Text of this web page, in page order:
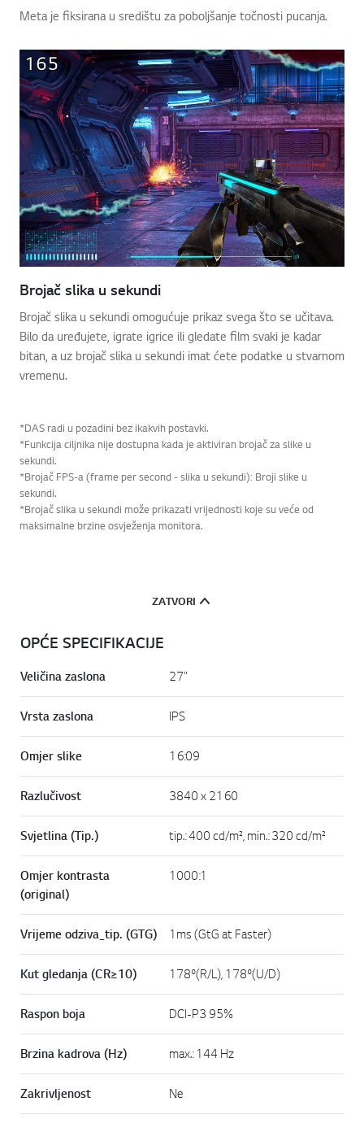
Meta je fiksirana u središtu za poboljšanje točnosti pucanja.
Brojač slika u sekundi
Brojač slika u sekundi omogućuje prikaz svega što se učitava.
Bilo da uređujete, igrate igrice ili gledate film svaki je kadar
bitan, a uz brojač slika u sekundi imat ćete podatke u stvarnom
vremenu.
*DAS radi u pozadini bez ikakvih postavki.
*Funkcija ciljnika nije dostupna kada je aktiviran brojač za slike u
sekundi.
*Brojač FPS-a (frame per second - slika u sekundi): Broji slike u
sekundi.
*Brojač slika u sekundi može prikazati vrijednosti koje su veće od
maksimalne brzine osvježenja monitora.
ZATVORI
OPĆE SPECIFIKACIJE
Veličina zaslona 27"
Vrsta zaslona IPS
Omjer slike 16:09
Razlučivost 3840 x 2160
Svjetlina (Tip.) tip.: 400 cd/m², min.: 320 cd/m²
Omjer kontrasta
(original)
1000:1
Vrijeme odziva_tip. (GTG) 1ms (GtG at Faster)
Kut gledanja (CR≥10) 178º(R/L), 178º(U/D)
Raspon boja DCI-P3 95%
Brzina kadrova (Hz) max.: 144 Hz
Zakrivljenost Ne